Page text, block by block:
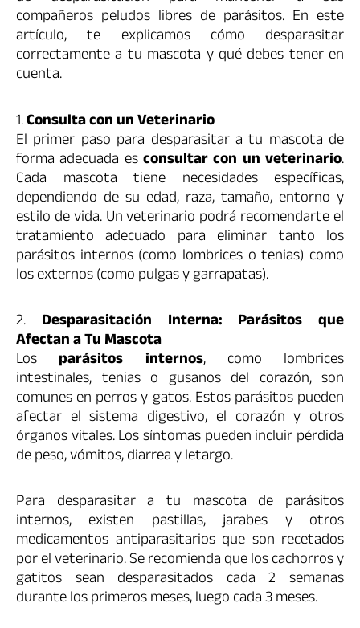
compañeros peludos libres de parásitos. En este
artículo, te explicamos cómo desparasitar
correctamente a tu mascota y qué debes tener en
cuenta.
1.Consulta con un Veterinario
El primer paso para desparasitar a tu mascota de
forma adecuada esconsultar con un veterinario.
Cada mascota tiene necesidades específicas,
dependiendo de su edad, raza, tamaño, entorno y
estilo de vida. Un veterinario podrá recomendarte el
tratamiento adecuado para eliminar tanto los
parásitos internos (como lombrices o tenias) como
los externos (como pulgas y garrapatas).
2. Desparasitación Interna: Parásitos que
Afectan a Tu Mascota
Los parásitos internos, como lombrices
intestinales, tenias o gusanos del corazón, son
comunes en perros y gatos. Estos parásitos pueden
afectar el sistema digestivo, el corazón y otros
órganos vitales. Los síntomas pueden incluir pérdida
de peso, vómitos, diarrea y letargo.
Para desparasitar a tu mascota de parásitos
internos, existen pastillas, jarabes y otros
medicamentos antiparasitarios que son recetados
por el veterinario. Se recomienda que los cachorros y
gatitos sean desparasitados cada 2 semanas
durante los primeros meses, luego cada 3 meses.